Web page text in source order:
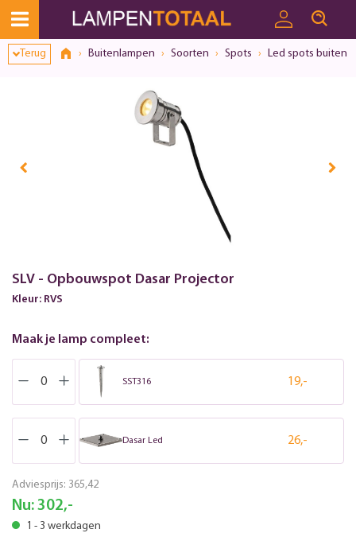
Terug Buitenlampen Soorten Spots Led spots buiten
SLV - Opbouwspot Dasar Projector
Kleur: RVS
Maak je lamp compleet:
SST316 19,-
Dasar Led 26,-
Adviesprijs: 365,42
Nu: 302,-
1 - 3 werkdagen
Toestemmingsvenster geopend